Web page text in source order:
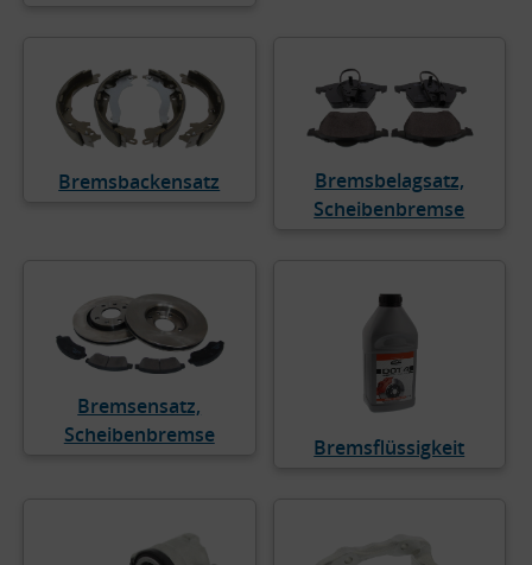
Bremsbackensatz
Bremsbelagsatz,
Scheibenbremse
Bremsensatz,
Scheibenbremse
Bremsflüssigkeit